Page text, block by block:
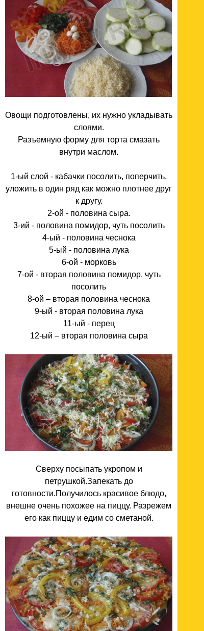
Овощи подготовлены, их нужно укладывать
слоями.
Разъемную форму для торта смазать
внутри маслом.
1-ый слой - кабачки посолить, поперчить,
уложить в один ряд как можно плотнее друг
к другу.
2-ой - половина сыра.
3-ий - половина помидор, чуть посолить
4-ый - половина чеснока
5-ый - половина лука
6-ой - морковь
7-ой - вторая половина помидор, чуть
посолить
8-ой – вторая половина чеснока
9-ый - вторая половина лука
11-ый - перец
12-ый – вторая половина сыра
Сверху посыпать укропом и
петрушкой.Запекать до
готовности.Получилось красивое блюдо,
внешне очень похожее на пиццу. Разрежем
его как пиццу и едим со сметаной.